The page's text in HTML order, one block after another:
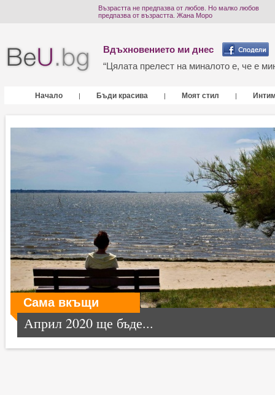
Възрастта не предпазва от любов. Но малко любов
предпазва от възрастта. Жана Моро
Вдъхновението ми днес
“Цялата прелест на миналото е, че е
Начало | Бъди красива | Моят стил |
Сама вкъщи
Април 2020 ще бъде...